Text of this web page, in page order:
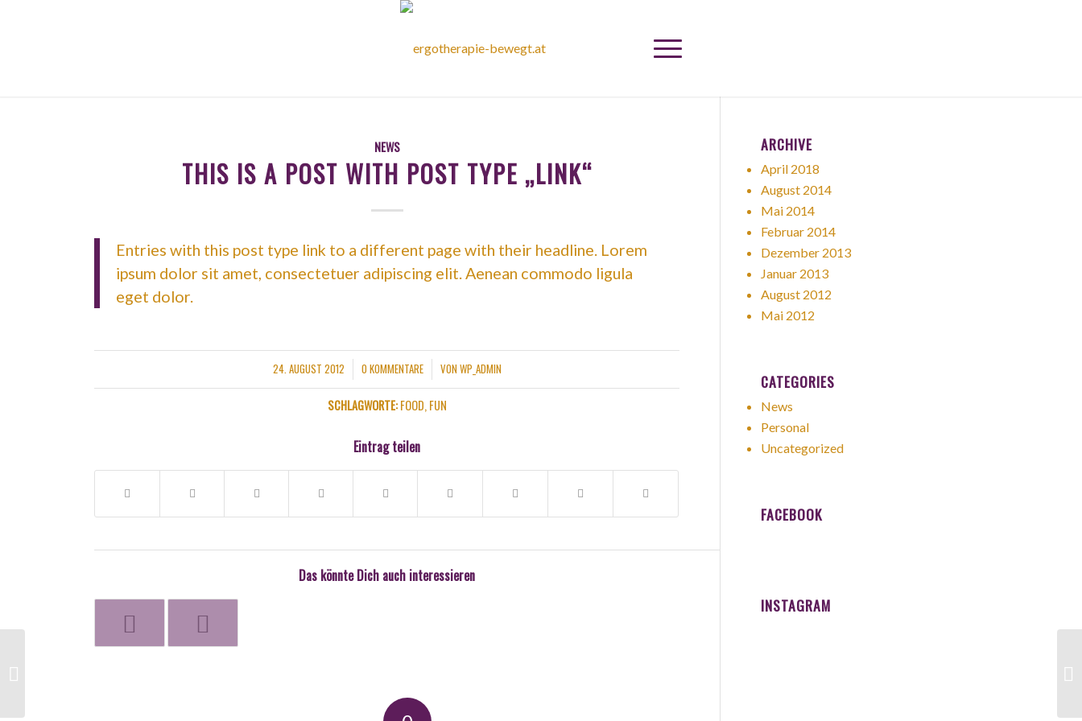
NEWS
THIS IS A POST WITH POST TYPE „LINK“
Entries with this post type link to a different page with their headline. Lorem
ipsum dolor sit amet, consectetuer adipiscing elit. Aenean commodo ligula
eget dolor.
24. AUGUST 2012
/ 0 KOMMENTARE
/ VON WP_ADMIN
SCHLAGWORTE: FOOD,FUN
Eintrag teilen
Das könnte Dich auch interessieren
ARCHIVE
April 2018
August 2014
Mai 2014
Februar 2014
Dezember 2013
Januar 2013
August 2012
Mai 2012
CATEGORIES
News
Personal
Uncategorized
FACEBOOK
INSTAGRAM